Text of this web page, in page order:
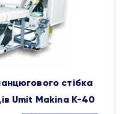
стібка
Umit Makina K-40